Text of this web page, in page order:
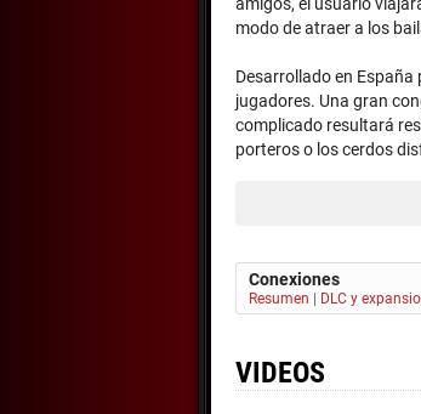
modo de atraer a los
Desarrollado en
jugadores. Una gran
complicado resultará
porteros o los cerdos
Conexiones
Resumen DLC y
VIDEOS